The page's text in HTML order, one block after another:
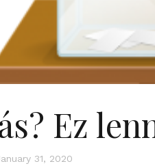
Ez
31, 2020